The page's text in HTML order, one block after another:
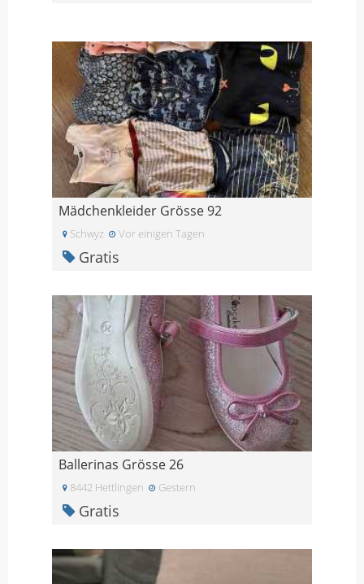
Mädchenkleider Grösse 92
Schwyz Vor einigen Tagen
Gratis
Ballerinas Grösse 26
8442 Hettlingen Gestern
Gratis